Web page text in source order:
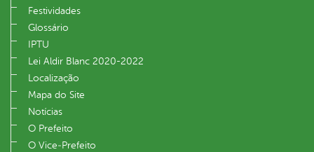
Festividades
Glossário
IPTU
Lei Aldir Blanc 2020-2022
Localização
Mapa do Site
Notícias
O Prefeito
O Vice‐Prefeito